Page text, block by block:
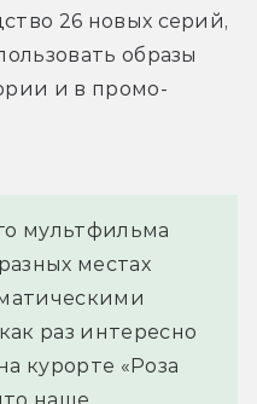
26 новых серий,
образы
и в промо-
мультфильма
местах
раз интересно
курорте «Роза
наше